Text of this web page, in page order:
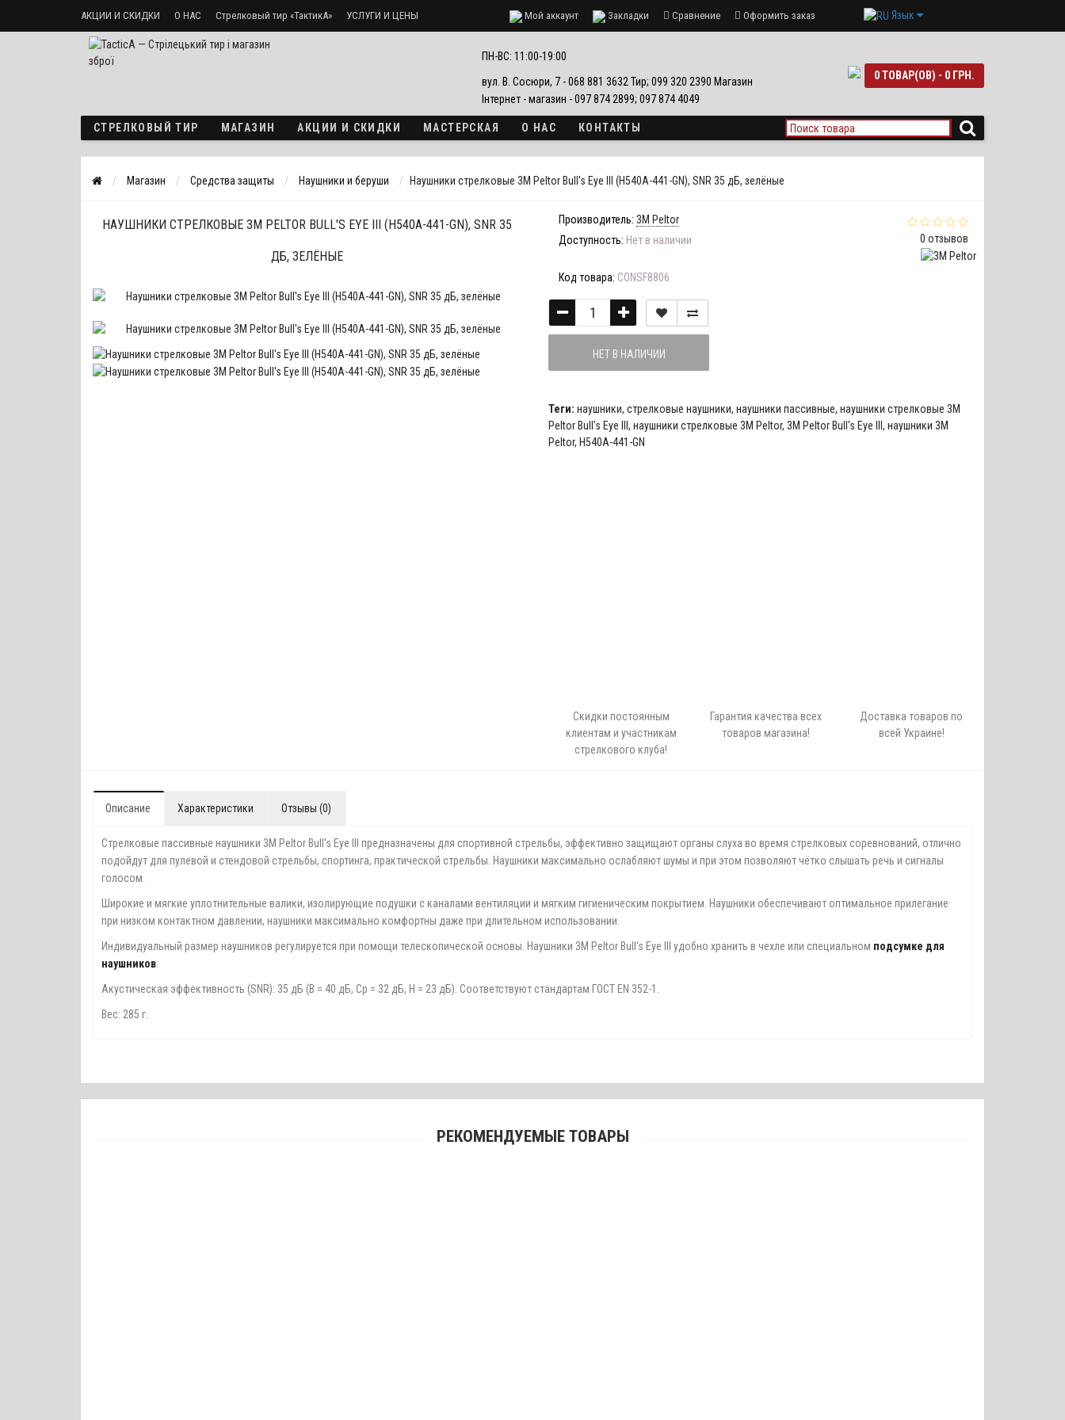
АКЦИИ И СКИДКИ О НАС Стрелковый тир «ТактикА» УСЛУГИ И ЦЕНЫ
Доставка и оплата Политика безопасности
Мой аккаунт Закладки Сравнение Оформить заказ Язык
ПН-ВС: 11:00-19:00
вул. В. Сосюри, 7 - 068 881 3632 Тир; 099 320 2390 Магазин
Інтернет - магазин - 097 874 2899; 097 874 4049
0 ТОВАР(ОВ) - 0 ГРН.
СТРЕЛКОВЫЙ ТИР МАГАЗИН АКЦИИ И СКИДКИ МАСТЕРСКАЯ О НАС КОНТАКТЫ
Магазин Средства защиты Наушники и беруши Наушники стрелковые 3M Peltor Bull's Eye III (H540A-441-GN), SNR 35 дБ, зелёные
НАУШНИКИ СТРЕЛКОВЫЕ 3M PELTOR BULL'S EYE III (H540A-441-GN), SNR 35
ДБ, ЗЕЛЁНЫЕ
0 отзывов
Производитель: 3M Peltor
Доступность: Нет в наличии
Код товара: CONSF8806
НЕТ В НАЛИЧИИ
Теги: наушники, стрелковые наушники, наушники пассивные, наушники стрелковые 3M
Peltor Bull's Eye III , наушники стрелковые 3M Peltor, 3M Peltor Bull's Eye III , наушники 3M
Peltor, H540A-441-GN
Скидки постоянным
клиентам и участникам
стрелкового клуба!
Гарантия качества всех
товаров магазина!
Доставка товаров по
всей Украине!
Описание Характеристики Отзывы (0)
Стрелковые пассивные наушники 3M Peltor Bull's Eye III предназначены для спортивной стрельбы, эффективно защищают органы слуха во время стрелковых соревнований, отлично
подойдут для пулевой и стендовой стрельбы, спортинга, практической стрельбы. Наушники максимально ослабляют шумы и при этом позволяют чётко слышать речь и сигналы
голосом.
Широкие и мягкие уплотнительные валики, изолирующие подушки с каналами вентиляции и мягким гигиеническим покрытием. Наушники обеспечивают оптимальное прилегание
при низком контактном давлении, наушники максимально комфортны даже при длительном использовании.
Индивидуальный размер наушников регулируется при помощи телескопической основы. Наушники 3M Peltor Bull's Eye III удобно хранить в чехле или специальном подсумке для
наушников
Акустическая эффективность (SNR): 35 дБ (В = 40 дБ, Ср = 32 дБ, Н = 23 дБ). Соответствуют стандартам ГОСТ EN 352-1.
Вес: 285 г.
РЕКОМЕНДУЕМЫЕ ТОВАРЫ